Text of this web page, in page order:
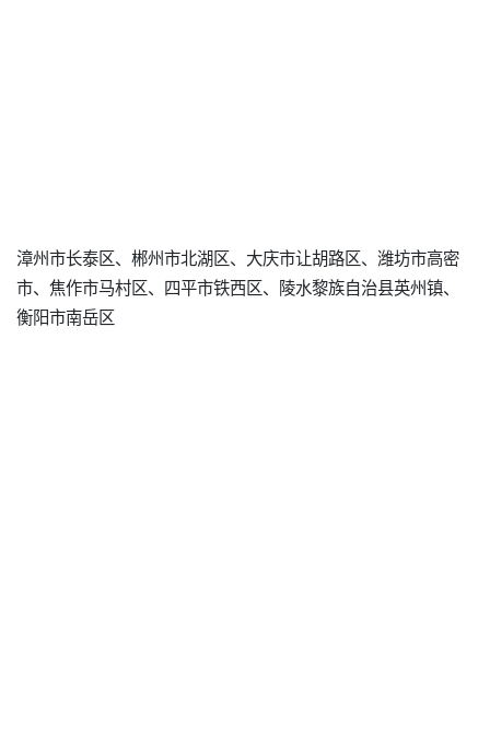
漳州市长泰区、郴州市北湖区、大庆市让胡路区、潍坊市高密
市、焦作市马村区、四平市铁西区、陵水黎族自治县英州镇、
衡阳市南岳区